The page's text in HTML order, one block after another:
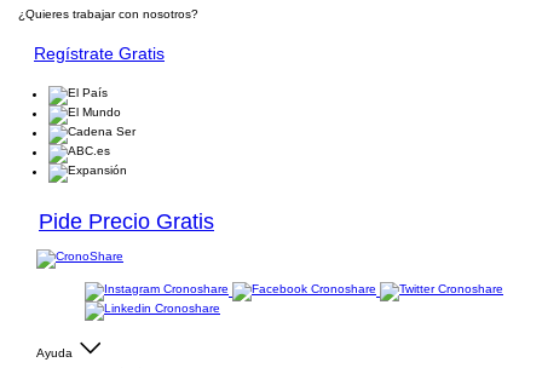
¿Quieres trabajar con nosotros?
Regístrate Gratis
Pide Precio Gratis
Ayuda